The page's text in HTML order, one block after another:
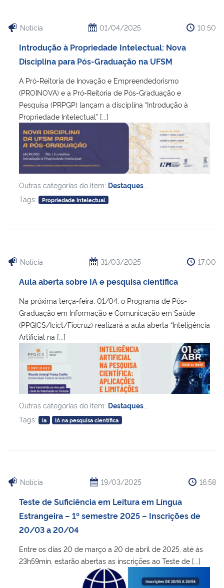
Notícia 01/04/2025 10:50
Introdução à Propriedade Intelectual: Nova
Disciplina para Pós-Graduação na UFSM
A Pró-Reitoria de Inovação e Empreendedorismo
(PROINOVA) e a Pró-Reitoria de Pós-Graduação e
Pesquisa (PRPGP) lançam a disciplina “Introdução à
Propriedade Intelectual” [...]
Outras categorias do item: Destaques
Tags:
Propriedade Intelectual
Notícia 31/03/2025 17:00
Aula aberta sobre IA e pesquisa científica
Na próxima terça-feira, 01/04, o Programa de Pós-
Graduação em Informação e Comunicação em Saúde
(PPGICS/Icict/Fiocruz) realizará a aula aberta “Inteligência
Artificial na [...]
Outras categorias do item: Destaques
Tags:
ia IA na pesquisa científica
Notícia 19/03/2025 16:58
Teste de Suficiência em Leitura em Língua
Estrangeira – 1º semestre 2025 – Inscrições de
20/03 a 20/04
Entre os dias 20 de março a 20 de abril de 2025, até às
23h59min, estarão abertas as inscrições ao Teste de [...]